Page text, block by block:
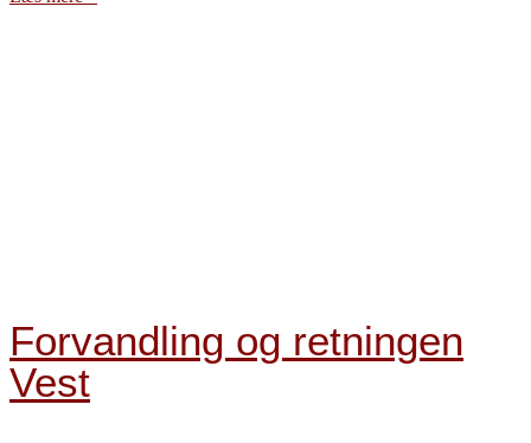
Forvandling og retningen
Vest